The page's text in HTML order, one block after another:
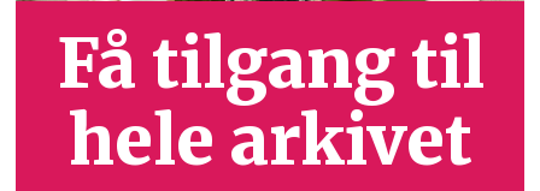
Få tilgang til
hele arkivet